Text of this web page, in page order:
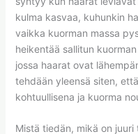
kulma kasvaa, kuhunkin
vaikka kuorman massa
heikentää sallitun
jossa haarat ovat
tehdään yleensä siten,
kohtuullisena ja kuorma
Mistä tiedän, mikä on